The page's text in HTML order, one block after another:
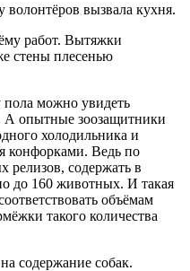
волонтёров вызвала кухня.
работ. Вытяжки
стены плесенью
пола можно увидеть
А опытные зоозащитники
холодильника и
конфорками. Ведь по
содержать в
до 160 животных. И такая
объёмам
такого количества
содержание собак.